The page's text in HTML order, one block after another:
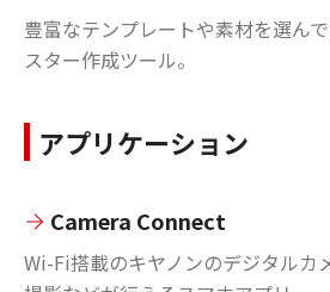
豊富なテンプレートや素材を選ん
スター作成ツール。
アプリケーション
Camera Connect
Wi-Fi搭載のキヤノンのデジタルカ